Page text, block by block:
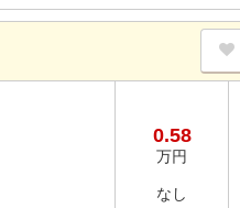
0.58
万円
なし